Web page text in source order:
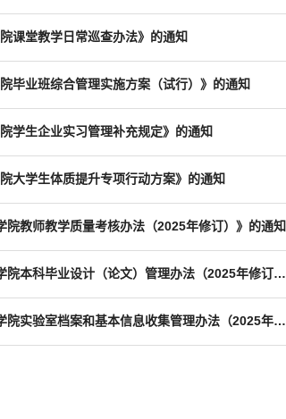
课堂教学日常巡查办法》的通知
毕业班综合管理实施方案（试行）》的通知
学生企业实习管理补充规定》的通知
大学生体质提升专项行动方案》的通知
教师教学质量考核办法（2025年修订）》的通知
校教字〔2025〕26号：关于印发《安徽信息工程学院本科毕业设计（论文）管理办法（2025年修订版）》的通知
校教字〔2025〕23号：关于印发《安徽信息工程学院实验室档案和基本信息收集管理办法（2025年修订版）》的通知